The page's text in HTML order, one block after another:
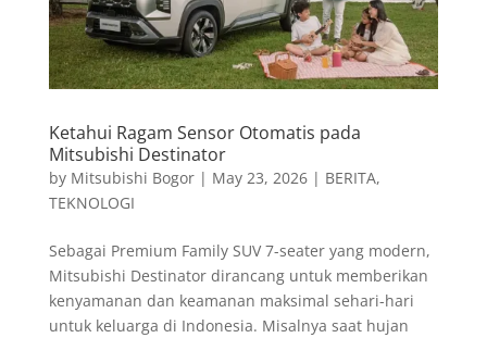
Ketahui Ragam Sensor Otomatis pada
Mitsubishi Destinator
by Mitsubishi Bogor| May 23, 2026| BERITA,
TEKNOLOGI
Sebagai Premium Family SUV 7-seater yang modern,
Mitsubishi Destinator dirancang untuk memberikan
kenyamanan dan keamanan maksimal sehari-hari
untuk keluarga di Indonesia. Misalnya saat hujan